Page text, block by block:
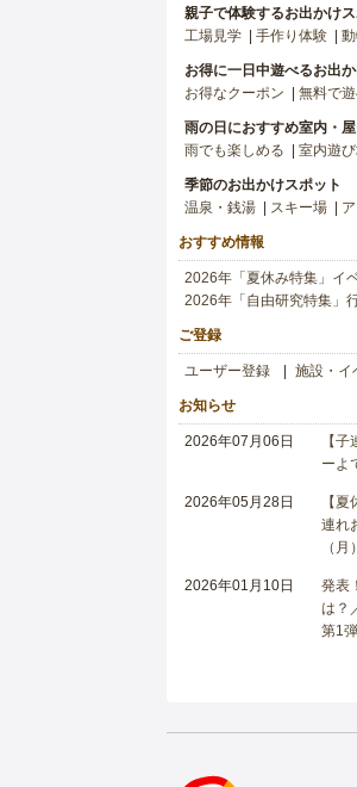
親子で体験するお出かけ
工場見学
手作り体験
お得に一日中遊べるお出
お得なクーポン
無料で
雨の日におすすめ室内・
雨でも楽しめる
室内遊
季節のお出かけスポット
温泉・銭湯
スキー場
おすすめ情報
2026年「夏休み特集」イ
2026年「自由研究特集」
ご登録
ユーザー登録 施設・イ
お知らせ
2026年07月06日
【
ーよ
2026年05月28日
【
連れ
（月
2026年01月10日
発表
は？
第1弾